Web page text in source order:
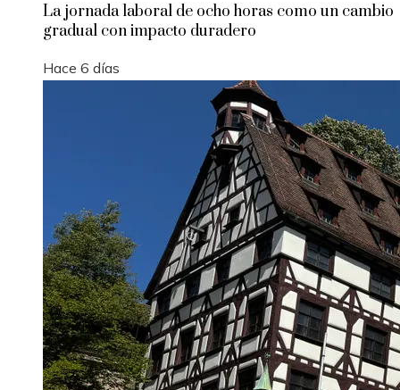
La jornada laboral de ocho horas como un cambio
gradual con impacto duradero
Hace 6 días